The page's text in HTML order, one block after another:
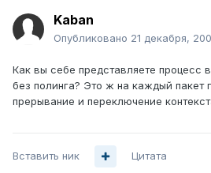
Kaban
Опубликовано 21 декабря,
Как вы себе представляете процесс
без полинга? Это ж на каждый пакет
прерывание и переключение
Вставить ник Цитата